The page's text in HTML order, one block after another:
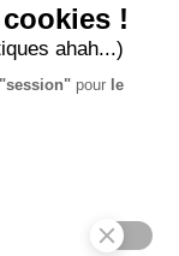
!
ahah...)
pour le